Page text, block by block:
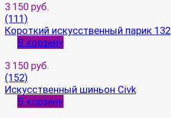
3 150 руб.
(111)
Короткий искусственный парик 132
В корзину
3 150 руб.
(152)
Искусственный шиньон Civk
В корзину